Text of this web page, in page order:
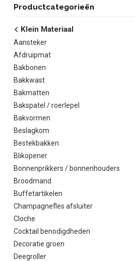
Productcategorieën
Klein Materiaal
Aansteker
Afdruipmat
Bakbonen
Bakkwast
Bakmatten
Bakspatel / roerlepel
Bakvormen
Beslagkom
Bestekbakken
Blikopener
Bonnenprikkers / bonnenhouders
Broodmand
Buffetartikelen
Champagnefles afsluiter
Cloche
Cocktail benodigdheden
Decoratie groen
Deegroller